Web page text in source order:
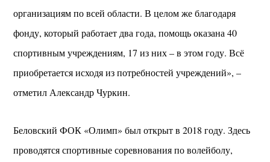
организациям по всей области. В целом же благодаря
фонду, который работает два года, помощь оказана 40
спортивным учреждениям, 17 из них – в этом году. Всё
приобретается исходя из потребностей учреждений», –
отметил Александр Чуркин.
Беловский ФОК «Олимп» был открыт в 2018 году. Здесь
проводятся спортивные соревнования по волейболу,